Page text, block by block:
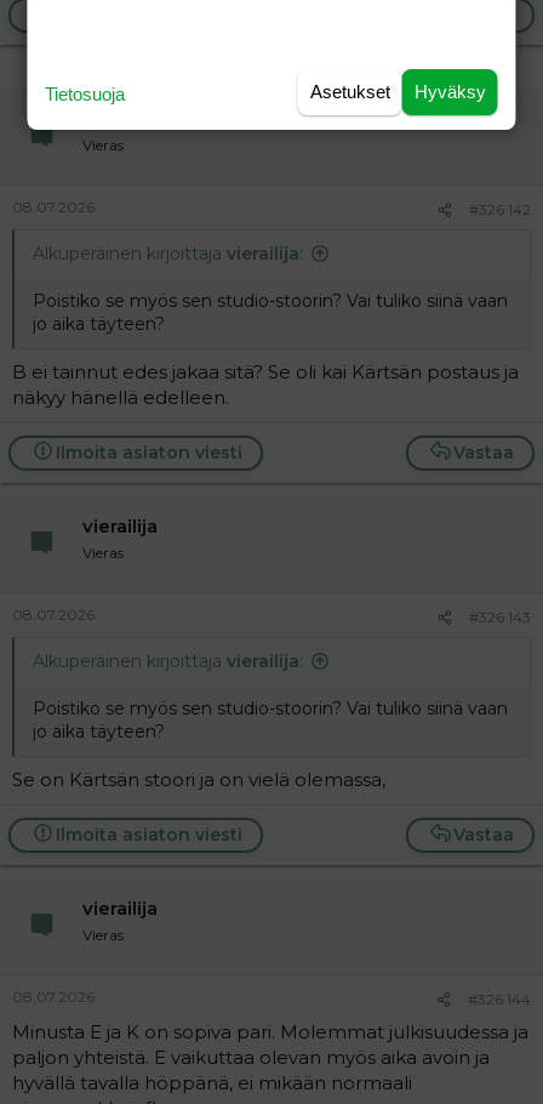
Vieras
08.07.2026 #326 142
Alkuperäinen kirjoittaja vierailija:
Poistiko se myös sen studio-stoorin? Vai tuliko siinä vaan
jo aika täyteen?
B ei tainnut edes jakaa sitä? Se oli kai Kärtsän postaus ja
näkyy hänellä edelleen.
Vastaa
Ilmoita asiaton viesti
vierailija
Vieras
08.07.2026 #326 143
Alkuperäinen kirjoittaja vierailija:
Poistiko se myös sen studio-stoorin? Vai tuliko siinä vaan
jo aika täyteen?
Se on Kärtsän stoori ja on vielä olemassa,
Vastaa
Ilmoita asiaton viesti
vierailija
Vieras
08.07.2026 #326 144
Minusta E ja K on sopiva pari. Molemmat julkisuudessa ja
paljon yhteistä. E vaikuttaa olevan myös aika avoin ja
hyvällä tavalla höppänä, ei mikään normaali
Hyväksy
Asetukset
Tietosuoja